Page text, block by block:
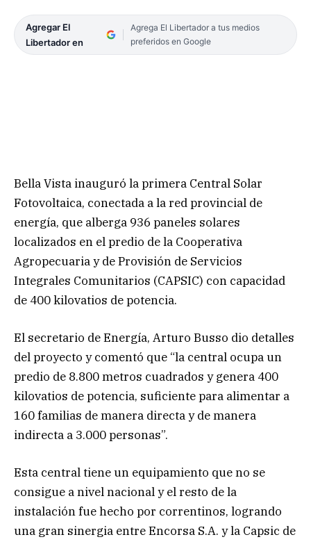
Agregar El
Libertador en
Agrega El Libertador a tus medios
preferidos en Google
Bella Vista inauguró la primera Central Solar
Fotovoltaica, conectada a la red provincial de
energía, que alberga 936 paneles solares
localizados en el predio de la Cooperativa
Agropecuaria y de Provisión de Servicios
Integrales Comunitarios (CAPSIC) con capacidad
de 400 kilovatios de potencia.
El secretario de Energía, Arturo Busso dio detalles
del proyecto y comentó que “la central ocupa un
predio de 8.800 metros cuadrados y genera 400
kilovatios de potencia, suficiente para alimentar a
160 familias de manera directa y de manera
indirecta a 3.000 personas”.
Esta central tiene un equipamiento que no se
consigue a nivel nacional y el resto de la
instalación fue hecho por correntinos, logrando
una gran sinergia entre Encorsa S.A. y la Capsic de